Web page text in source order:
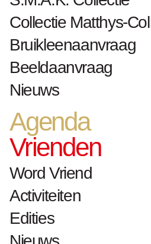
Collectie Matthys-
Bruikleenaanvraag
Beeldaanvraag
Nieuws
Agenda
Vrienden
Word Vriend
Activiteiten
Edities
GMT
Jean
Mukendi
2017
karton, koper, hout
h. 200 cm x b. 160 cm x
2019 schenking
Collectienummer : 6933